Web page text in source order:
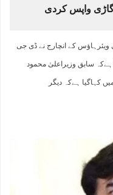
واپس کردی
ویئرہاؤس کے انچارج نے ڈی جی
سابق وزیراعلیٰ محمود
کہاگیا ہےکہ دیگر